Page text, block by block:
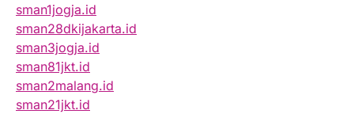
sman1jogja.id
sman28dkijakarta.id
sman3jogja.id
sman81jkt.id
sman2malang.id
sman21jkt.id